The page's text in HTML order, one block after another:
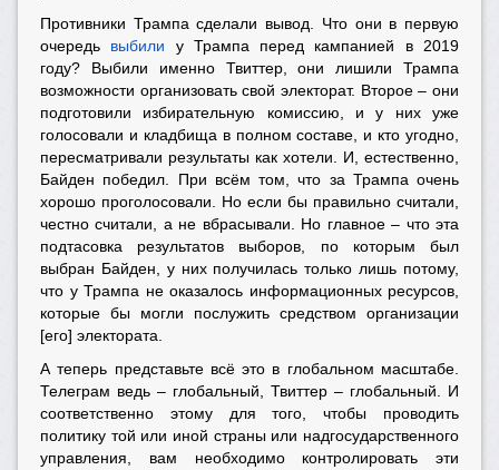
Противники Трампа сделали вывод. Что они в первую
очередь
выбили у Трампа перед кампанией в 2019
году? Выбили именно Твиттер, они лишили Трампа
возможности организовать свой электорат. Второе – они
подготовили избирательную комиссию, и у них уже
голосовали и кладбища в полном составе, и кто угодно,
пересматривали результаты как хотели. И, естественно,
Байден победил. При всём том, что за Трампа очень
хорошо проголосовали. Но если бы правильно считали,
честно считали, а не вбрасывали. Но главное – что эта
подтасовка результатов выборов, по которым был
выбран Байден, у них получилась только лишь потому,
что у Трампа не оказалось информационных ресурсов,
которые бы могли послужить средством организации
[его] электората.
А теперь представьте всё это в глобальном масштабе.
Телеграм ведь – глобальный, Твиттер – глобальный. И
соответственно этому для того, чтобы проводить
политику той или иной страны или надгосударственного
управления, вам необходимо контролировать эти